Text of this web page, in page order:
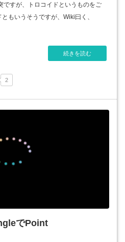
ですが、トロコイドというものをご
もいうそうですが、Wiki曰く、
続きを読む
2
でPoint